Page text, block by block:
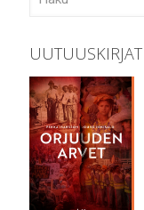
UUTUUSKIRJAT